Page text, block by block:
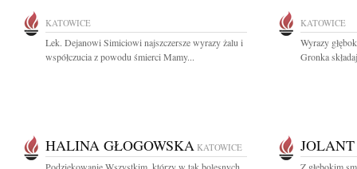
KATOWICE
Lek. Dejanowi Simiciowi najszczersze wyrazy żalu i
współczucia z powodu śmierci Mamy...
KATOWICE
Wyrazy
Gronka
HALINA GŁOGOWSKA KATOWICE